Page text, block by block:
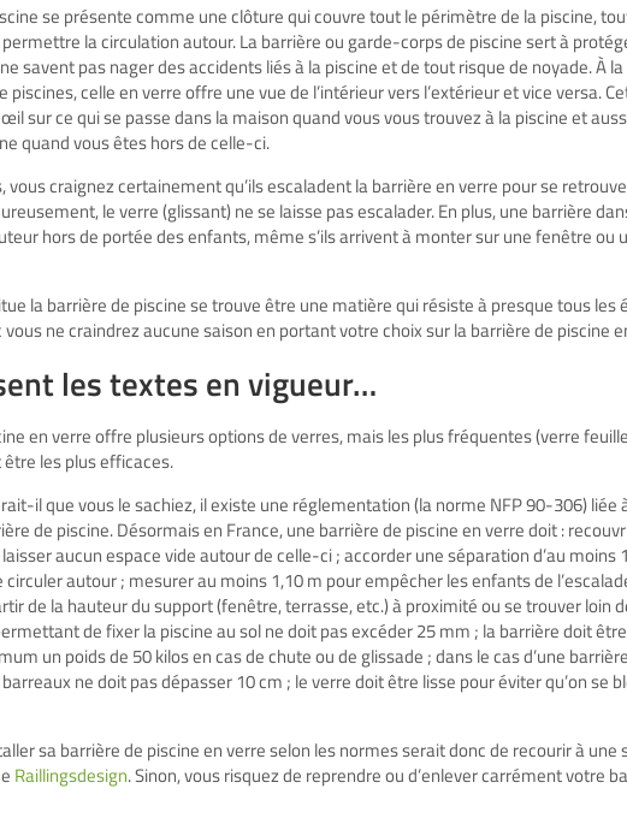
se présente comme une clôture qui couvre tout le périmètre de la piscine,
la circulation autour. La barrière ou garde-corps de piscine sert à
savent pas nager des accidents liés à la piscine et de tout risque de noyade. À
piscines, celle en verre offre une vue de l’intérieur vers l’extérieur et vice versa.
sur ce qui se passe dans la maison quand vous vous trouvez à la piscine et
quand vous êtes hors de celle-ci.
vous craignez certainement qu’ils escaladent la barrière en verre pour se
le verre (glissant) ne se laisse pas escalader. En plus, une barrière
hors de portée des enfants, même s’ils arrivent à monter sur une fenêtre ou
la barrière de piscine se trouve être une matière qui résiste à presque tous les
vous ne craindrez aucune saison en portant votre choix sur la barrière de piscine
les textes en vigueur…
en verre offre plusieurs options de verres, mais les plus fréquentes (verre
les plus efficaces.
il que vous le sachiez, il existe une réglementation (la norme NFP 90-306) liée
de piscine. Désormais en France, une barrière de piscine en verre doit :
aucun espace vide autour de celle-ci ; accorder une séparation d’au moins
autour ; mesurer au moins 1,10 m pour empêcher les enfants de
de la hauteur du support (fenêtre, terrasse, etc.) à proximité ou se trouver loin
de fixer la piscine au sol ne doit pas excéder 25 mm ; la barrière doit
un poids de 50 kilos en cas de chute ou de glissade ; dans le cas d’une
ne doit pas dépasser 10 cm ; le verre doit être lisse pour éviter qu’on se
sa barrière de piscine en verre selon les normes serait donc de recourir à une
Raillingsdesign. Sinon, vous risquez de reprendre ou d’enlever carrément votre